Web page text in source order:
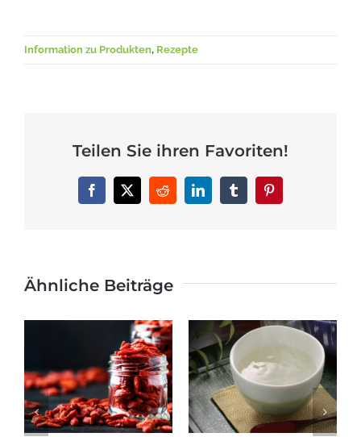
Information zu Produkten, Rezepte
Teilen Sie ihren Favoriten!
Facebook
X RedditLinkedInTumblrPinterest
Ähnliche Beiträge